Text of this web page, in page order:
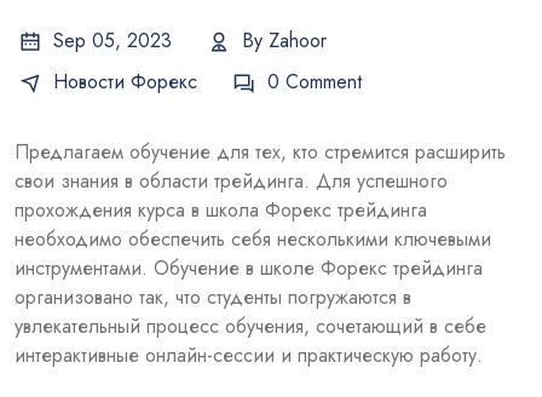
Sep 05, 2023 By Zahoor
Новости Форекс
0 Comment
Предлагаем обучение для тех, кто стремится расширить
свои знания в области трейдинга. Для успешного
прохождения курса в школа Форекс трейдинга
необходимо обеспечить себя несколькими ключевыми
инструментами. Обучение в школе Форекс трейдинга
организовано так, что студенты погружаются в
увлекательный процесс обучения, сочетающий в себе
интерактивные онлайн-сессии и практическую работу.